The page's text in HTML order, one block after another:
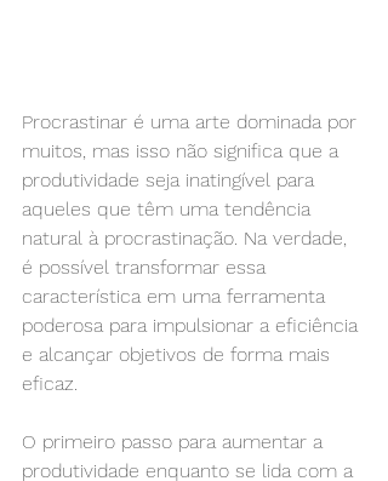
Procrastinar é uma arte dominada por
muitos, mas isso não significa que a
produtividade seja inatingível para
aqueles que têm uma tendência
natural à procrastinação. Na verdade,
é possível transformar essa
característica em uma ferramenta
poderosa para impulsionar a eficiência
e alcançar objetivos de forma mais
eficaz.
O primeiro passo para aumentar a
produtividade enquanto se lida com a